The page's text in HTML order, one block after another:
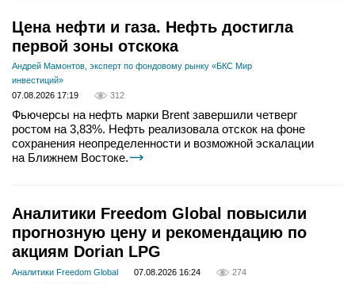
Цена нефти и газа. Нефть достигла
первой зоны отскока
Андрей Мамонтов, эксперт по фондовому рынку «БКС Мир
инвестиций»
07.08.2026 17:19
312
Фьючерсы на нефть марки Brent завершили четверг
ростом на 3,83%. Нефть реализовала отскок на фоне
сохранения неопределенности и возможной эскалации
на Ближнем Востоке.
Аналитики Freedom Global повысили
прогнозную цену и рекомендацию по
акциям Dorian LPG
Аналитики Freedom Global 07.08.2026 16:24 274